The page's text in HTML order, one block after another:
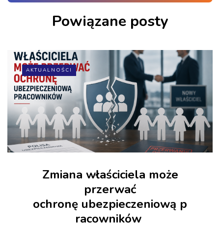
Powiązane posty
AKTUALNOŚCI
Zmiana właściciela może
przerwać
ochronę ubezpieczeniową p
racowników